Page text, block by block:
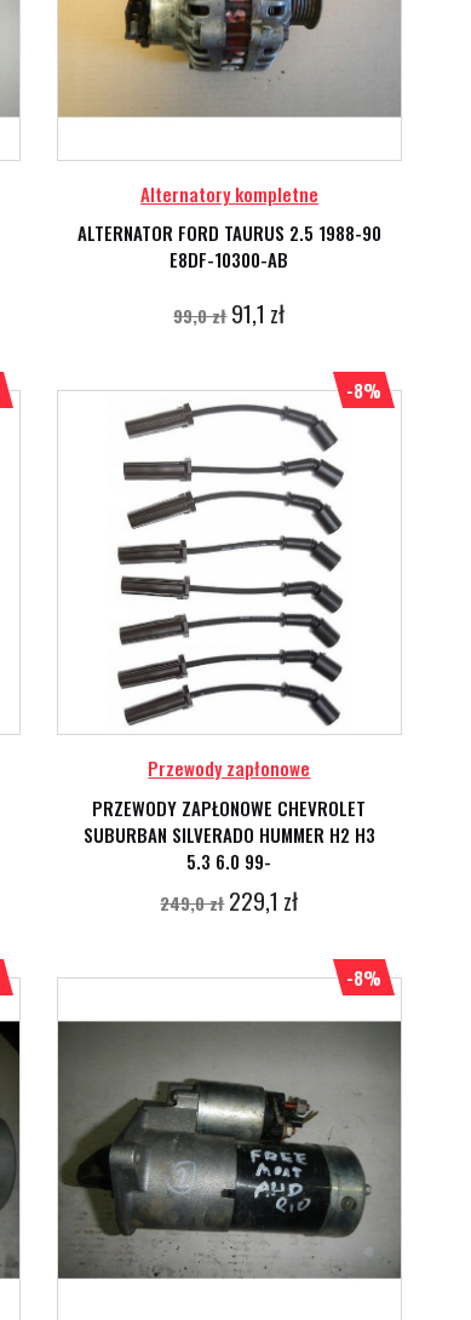
Alternatory kompletne
ALTERNATOR FORD TAURUS 2.5 1988-90
E8DF-10300-AB
99,0 zł 91,1 zł
Przewody zapłonowe
PRZEWODY ZAPŁONOWE CHEVROLET
SUBURBAN SILVERADO HUMMER H2 H3
5.3 6.0 99-
249,0 zł 229,1 zł
-8%
-8%